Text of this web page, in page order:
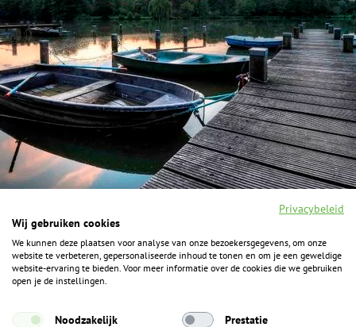
F
a
c
o
I
n
s
g
Y
o
u
b
P
i
n
ALGEMENE INFORMATIE
Privacybeleid
Wij gebruiken cookies
We kunnen deze plaatsen voor analyse van onze bezoekersgegevens, om onze
website te verbeteren, gepersonaliseerde inhoud te tonen en om je een geweldige
website-ervaring te bieden. Voor meer informatie over de cookies die we gebruiken
open je de instellingen.
Noodzakelijk Prestatie